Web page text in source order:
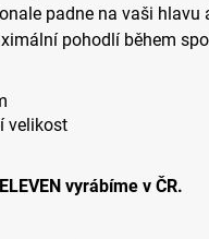
padne na vaši hlavu
pohodlí během
velikost
vyrábíme v ČR.